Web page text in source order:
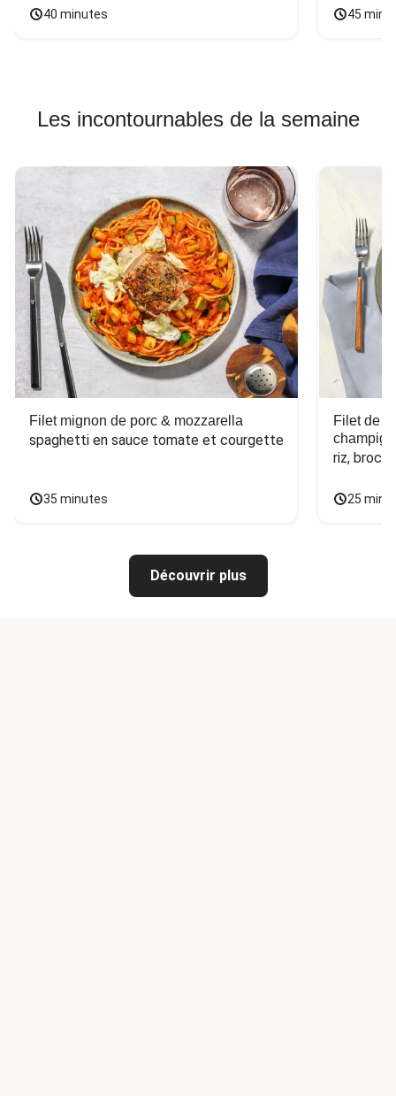
40 minutes 45
Les incontournables de la semaine
Filet mignon de porc & mozzarella
spaghetti en sauce tomate et courgette
35 minutes
Filet de
riz,
25
Découvrir plus